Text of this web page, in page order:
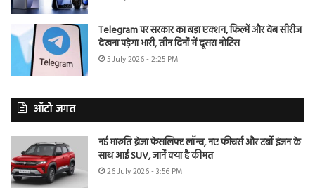
Telegram पर सरकार का बड़ा एक्शन, फिल्में और वेब सीरीज
देखना पड़ेगा भारी, तीन दिनों में दूसरा नोटिस
5 July 2026 - 2:25 PM
ऑटो जगत
नई मारुति ब्रेजा फेसलिफ्ट लॉन्च, नए फीचर्स और टर्बो इंजन के
साथ आई SUV, जानें क्या है कीमत
26 July 2026 - 3:56 PM